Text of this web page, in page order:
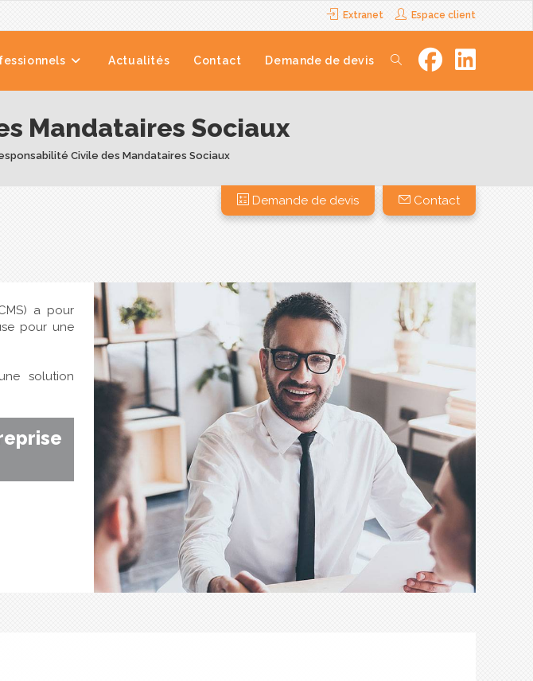
Extranet Espace client
Actualités Contact Demande de devis
Mandataires Sociaux
Civile des Mandataires Sociaux
Demande de devis Contact
a pour
pour une
solution